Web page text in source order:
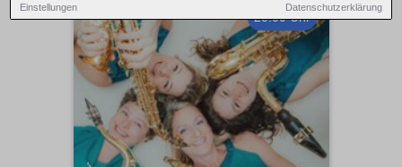
Einstellungen Datenschutzerklärung
20:00 Uhr